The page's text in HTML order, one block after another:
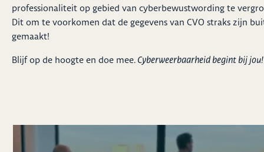
professionaliteit op gebied van cyberbewustwording te
Dit om te voorkomen dat de gegevens van CVO straks zijn
gemaakt!
Blijf op de hoogte en doe mee. Cyberweerbaarheid begint bij jou!